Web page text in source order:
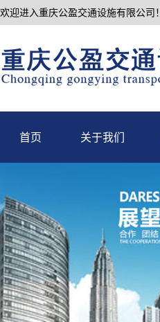
欢迎进入重庆公盈交通设施有限公司！
首页 关于我们